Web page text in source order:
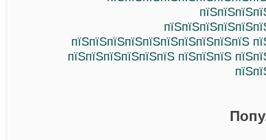
пїЅпїЅпїЅпїЅпїЅпїЅпїЅпїЅпїЅпїЅ
пїЅпїЅпїЅпїЅпїЅпїЅ пїЅпїЅпїЅ